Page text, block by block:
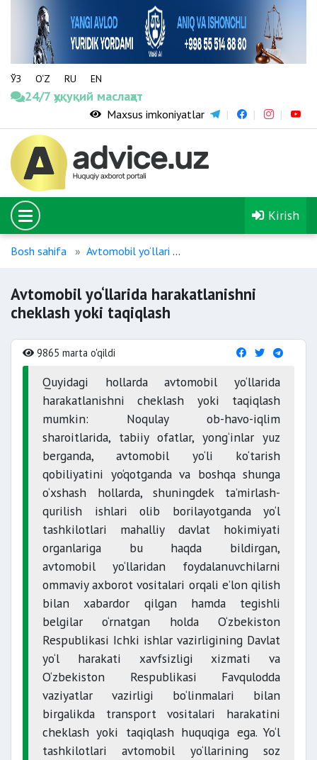
ЎЗ O‘Z RU EN
24/7 ҳуқуқий маслаҳат
Maxsus imkoniyatlar
Kirish
Bosh sahifa Avtomobil yo‘llari
Avtomobil yo‘llarida harakatlanishni
cheklash yoki taqiqlash
9865 marta o'qildi
Quyidagi hollarda avtomobil yo‘llarida
harakatlanishni cheklash yoki taqiqlash
mumkin: Noqulay ob-havo-iqlim
sharoitlarida, tabiiy ofatlar, yong‘inlar yuz
berganda, avtomobil yo‘li ko‘tarish
qobiliyatini yo‘qotganda va boshqa shunga
o‘xshash hollarda, shuningdek ta’mirlash-
qurilish ishlari olib borilayotganda yo‘l
tashkilotlari mahalliy davlat hokimiyati
organlariga bu haqda bildirgan,
avtomobil yo‘llaridan foydalanuvchilarni
ommaviy axborot vositalari orqali e’lon qilish
bilan xabardor qilgan hamda tegishli
belgilar o‘rnatgan holda O‘zbekiston
Respublikasi Ichki ishlar vazirligining Davlat
yo‘l harakati xavfsizligi xizmati va
O‘zbekiston Respublikasi Favqulodda
vaziyatlar vazirligi bo‘linmalari bilan
birgalikda transport vositalari harakatini
cheklash yoki taqiqlash huquqiga ega. Yo‘l
tashkilotlari avtomobil yo‘llarining soz